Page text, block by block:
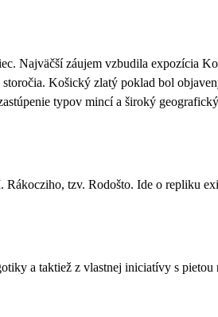
Najväčší záujem vzbudila expozícia
Košický zlatý poklad bol
typov mincí a široký
Rákocziho, tzv. Rodošto. Ide o repliku
a taktiež z vlastnej iniciatívy s